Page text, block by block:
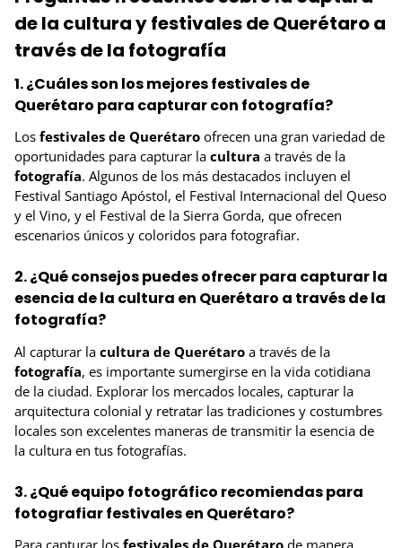
de la cultura y festivales de Querétaro a
través de la fotografía
1. ¿Cuáles son los mejores festivales de
Querétaro para capturar con fotografía?
Los festivales de Querétaro ofrecen una gran variedad de
oportunidades para capturar la cultura a través de la
fotografía. Algunos de los más destacados incluyen el
Festival Santiago Apóstol, el Festival Internacional del Queso
y el Vino, y el Festival de la Sierra Gorda, que ofrecen
escenarios únicos y coloridos para fotografiar.
2. ¿Qué consejos puedes ofrecer para capturar la
esencia de la cultura en Querétaro a través de la
fotografía?
Al capturar la cultura de Querétaro a través de la
fotografía, es importante sumergirse en la vida cotidiana
de la ciudad. Explorar los mercados locales, capturar la
arquitectura colonial y retratar las tradiciones y costumbres
locales son excelentes maneras de transmitir la esencia de
la cultura en tus fotografías.
3. ¿Qué equipo fotográfico recomiendas para
fotografiar festivales en Querétaro?
Para capturar los festivales de Querétaro de manera